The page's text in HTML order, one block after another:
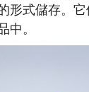
形式儲存。
中。